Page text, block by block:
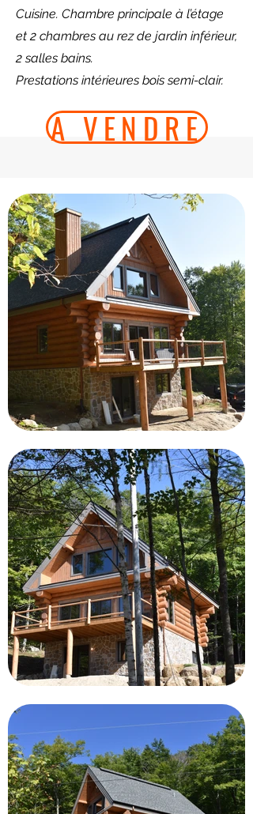
Cuisine. Chambre principale à l’étage
et 2 chambres au rez de jardin inférieur,
2 salles bains.
Prestations intérieures bois semi-clair.
A VENDRE